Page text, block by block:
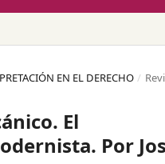
EN EL DERECHO /
El
Por